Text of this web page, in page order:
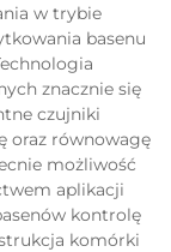
w trybie
basenu
znacznie się
czujniki
oraz równowagę
możliwość
aplikacji
kontrolę
komórki